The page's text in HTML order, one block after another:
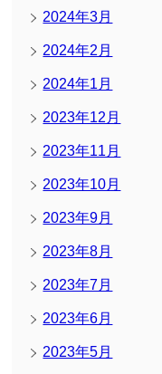
2024年3月
2024年2月
2024年1月
2023年12月
2023年11月
2023年10月
2023年9月
2023年8月
2023年7月
2023年6月
2023年5月